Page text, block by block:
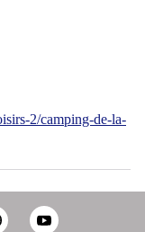
2/camping-de-la-